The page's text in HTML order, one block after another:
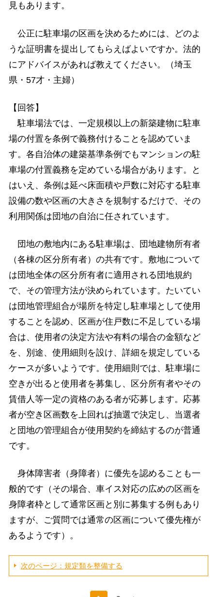
見もあります。
公正に駐車場の区画を決めるためには、どのよ
うな証明書を提出してもらえばよいですか。法的
にアドバイスがあれば教えてください。（埼玉
県・57才・主婦）
【回答】
駐車場法では、一定規模以上の新築建物に駐車
場の付置を条例で義務付けることを認めていま
す。各自治体の建築基準条例でもマンションの駐
車場の付置義務を定めている場合があります。と
はいえ、条例は延べ床面積や戸数に対応する駐車
設備の数や区画の大きさを規制するだけで、その
利用関係は団地の自治に任されています。
団地の敷地内にある駐車場は、団地建物所有者
（各棟の区分所有者）の共有です。敷地について
は団地全体の区分所有者に適用される団地規約
で、その管理方法が決められています。たいてい
は団地管理組合が場所を特定し駐車場として使用
することを認め、区画が住戸数に不足している場
合は、使用者の決定方法や有料の場合の金額など
を、別途、使用細則を設け、詳細を規定している
ケースが多いようです。使用細則では、駐車場に
空きが出ると使用者を募集し、区分所有者やその
賃借人等一定の資格のある者が応募します。応募
者が空き区画数を上回れば抽選で決定し、当選者
と団地の管理組合が使用契約を締結するのが普通
です。
身体障害者（身障者）に優先を認めることも一
般的です（その場合、車イス対応の広めの区画を
身障者枠として通常区画と別に募集する例もあり
ますが、ご質問では通常の区画について優先権が
あるようです）。
次のページ：規定類を整備する